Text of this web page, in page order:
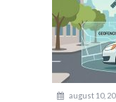
august 10,